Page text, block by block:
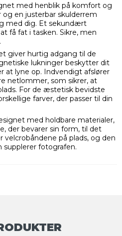
med henblik på komfort og
en justerbar skulderrem
med dig. Et sekundært
få fat i tasken. Sikre, men
giver hurtig adgang til de
lukninger beskytter dit
at lyne op. Indvendigt afslører
netlommer, som sikrer, at
For de æstetisk bevidste
farver, der passer til din
med holdbare materialer,
der bevarer sin form, til det
velcrobåndene på plads, og den
fotografen.